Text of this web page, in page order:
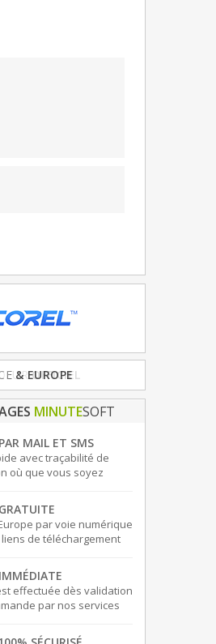
& EUROPE
MINUTESOFT
PAR MAIL ET SMS
avec traçabilité de
où que vous soyez
GRATUITE
par voie numérique
de téléchargement
IMMÉDIATE
effectuée dès validation
par nos services